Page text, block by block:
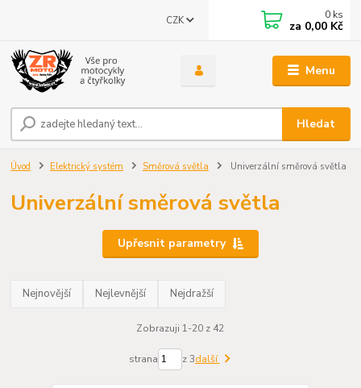
Menu
CZK
Hledat
0 ks
za 0,00 Kč
Úvod Elektrický systém Směrová světla Univerzální směrová světla
Univerzální směrová světla
Upřesnit parametry
Nejnovější Nejlevnější Nejdražší
Zobrazuji 1-20 z 42
strana z 3další